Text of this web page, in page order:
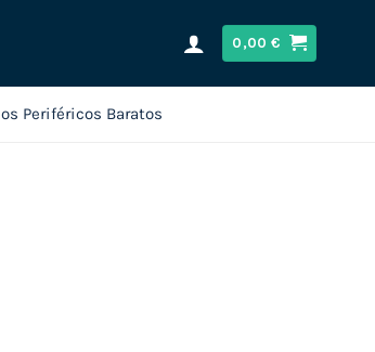
0,00€
Periféricos Baratos